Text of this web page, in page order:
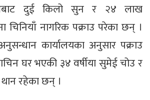
दुई किलो सुन र २४ लाख
नागरिक पक्राउ परेका छन् ।
कार्यालयका अनुसार पक्राउ
घर भएकी ३४ वर्षीया सुमेई चोउ र
रहेका छन् ।